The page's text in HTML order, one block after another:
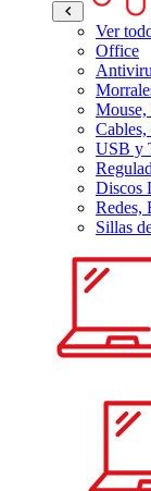
Ver
Office
Mouse,
Cables,
USB y
Discos
Redes,
Sillas